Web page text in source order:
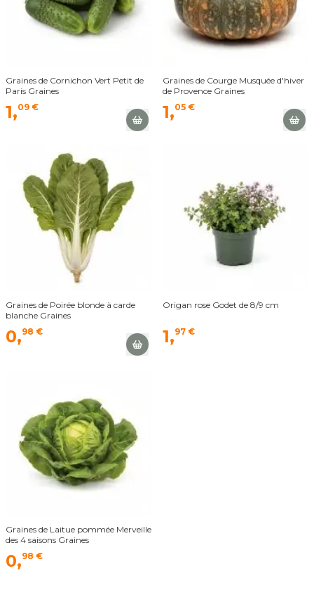
Graines de Cornichon Vert Petit de
Paris Graines
1,09 €
Graines de Courge Musquée d'hiver
de Provence Graines
1,05 €
Graines de Poirée blonde à carde
blanche Graines
0,98 €
Origan rose Godet de 8/9 cm
1,97 €
Graines de Laitue pommée Merveille
des 4 saisons Graines
0,98 €